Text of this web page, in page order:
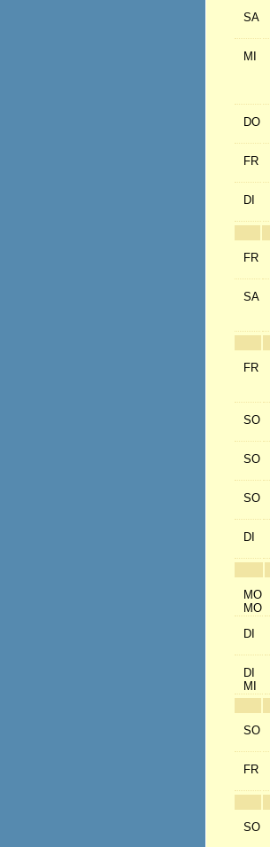
SA
MI
DO
FR
DI
FR
SA
FR
SO
SO
SO
DI
MO
MO
DI
DI
MI
SO
FR
SO